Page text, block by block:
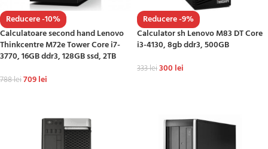
Reducere -10%
Calculatoare second hand Lenovo
Thinkcentre M72e Tower Core i7-
3770, 16GB ddr3, 128GB ssd, 2TB
788lei709lei
Reducere -9%
Calculator sh Lenovo M83 DT Core
i3-4130, 8gb ddr3, 500GB
333lei300 lei